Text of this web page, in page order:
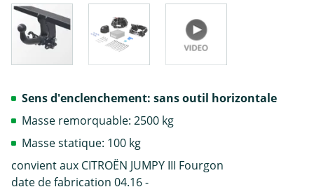
Sens d'enclenchement: sans outil horizontale
Masse remorquable: 2500 kg
Masse statique: 100 kg
convient aux CITROËN JUMPY III Fourgon
date de fabrication 04.16 -